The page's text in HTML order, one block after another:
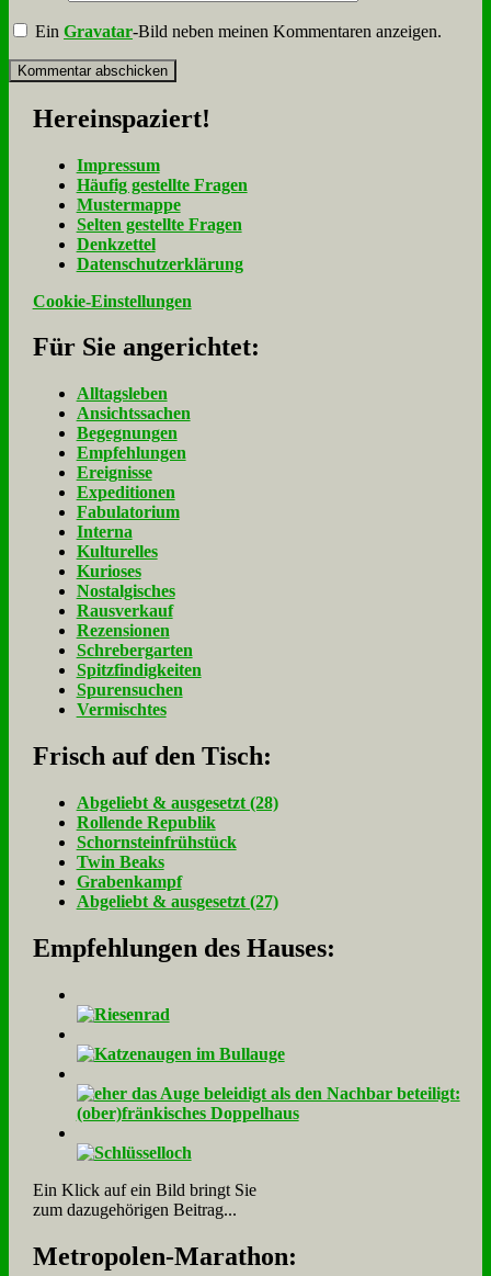
EinGravatar-Bild neben meinen Kommentaren anzeigen.
Her­ein­spa­ziert!
Im­pres­sum
Häu­fig ge­stell­te Fra­gen
Mu­ster­map­pe
Sel­ten ge­stell­te Fra­gen
Denk­zet­tel
Da­ten­schutz­er­klä­rung
Cookie-Einstellungen
Für Sie an­ge­rich­tet:
Alltagsleben
Ansichtssachen
Begegnungen
Empfehlungen
Ereignisse
Expeditionen
Fabulatorium
Interna
Kulturelles
Kurioses
Nostalgisches
Rausverkauf
Rezensionen
Schrebergarten
Spitzfindigkeiten
Spurensuchen
Vermischtes
Frisch auf den Tisch:
Ab­ge­liebt & aus­ge­setzt (28)
Rol­len­de Re­pu­blik
Schorn­stein­früh­stück
Twin Beaks
Gra­ben­kampf
Ab­ge­liebt & aus­ge­setzt (27)
Empfehlungen des Hauses:
Ein Klick auf ein Bild bringt Sie
zum dazugehörigen Beitrag...
Me­tro­po­len-Ma­ra­thon: